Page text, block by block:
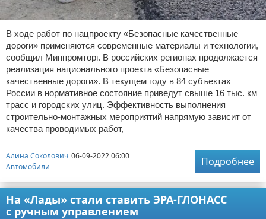
В ходе работ по нацпроекту «Безопасные качественные
дороги» применяются современные материалы и технологии,
сообщил Минпромторг. В российских регионах продолжается
реализация национального проекта «Безопасные
качественные дороги». В текущем году в 84 субъектах
России в нормативное состояние приведут свыше 16 тыс. км
трасс и городских улиц. Эффективность выполнения
строительно-монтажных мероприятий напрямую зависит от
качества проводимых работ,
Алина Соколович 06-09-2022 06:00
Автомобили
Подробнее
На «Лады» стали ставить ЭРА-ГЛОНАСС
с ручным управлением